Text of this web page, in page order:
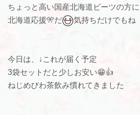
ちょっと高い国産北海道ビーツの方
北海道応援🎌だ
気持ちだけでもね
今日は、↓これが届く予定
3袋セットだと少しお安い😁👍
ねじめびわ茶飲み慣れてきました